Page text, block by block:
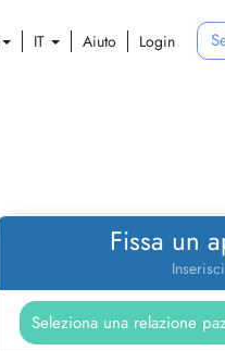
IT Aiuto Login
Fissa un